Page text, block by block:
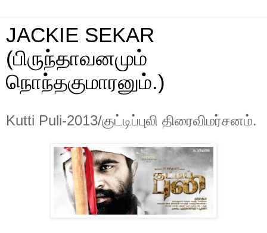
JACKIE SEKAR
(பிருந்தாவனமும்
நொந்தகுமாரனும்.)
Kutti Puli-2013/குட்டிப்புலி திரைவிமர்சனம்.